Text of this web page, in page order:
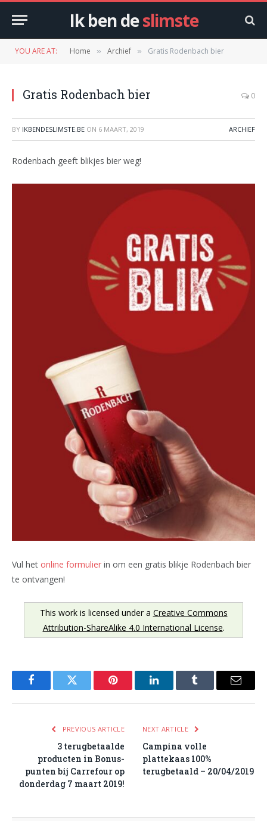
Ik ben deslimste
YOU ARE AT: Home » Archief » Gratis Rodenbach bier
Gratis Rodenbach bier 0
BY IKBENDESLIMSTE.BE ON 6 MAART, 2019 ARCHIEF
Rodenbach geeft blikjes bier weg!
Vul het online formulier in om een gratis blikje Rodenbach bier
te ontvangen!
This work is licensed under a Creative Commons
Attribution-ShareAlike 4.0 International License.
FacebookTwitter Pinterest LinkedInTumblr Email
PREVIOUS ARTICLE
3 terugbetaalde
producten in Bonus-
punten bij Carrefour op
donderdag 7 maart 2019!
NEXT ARTICLE
Campina volle
plattekaas 100%
terugbetaald – 20/04/2019